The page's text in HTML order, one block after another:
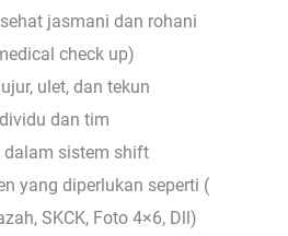
jasmani dan rohani
check up)
ulet, dan tekun
dan tim
dalam sistem shift
yang diperlukan seperti (
SKCK, Foto 4×6, Dll)